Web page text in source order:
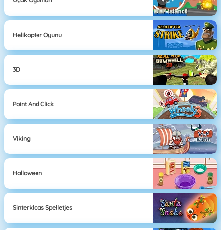
Helikopter Oyunu
3D
Point And Click
Viking
Halloween
Sinterklaas Spelletjes